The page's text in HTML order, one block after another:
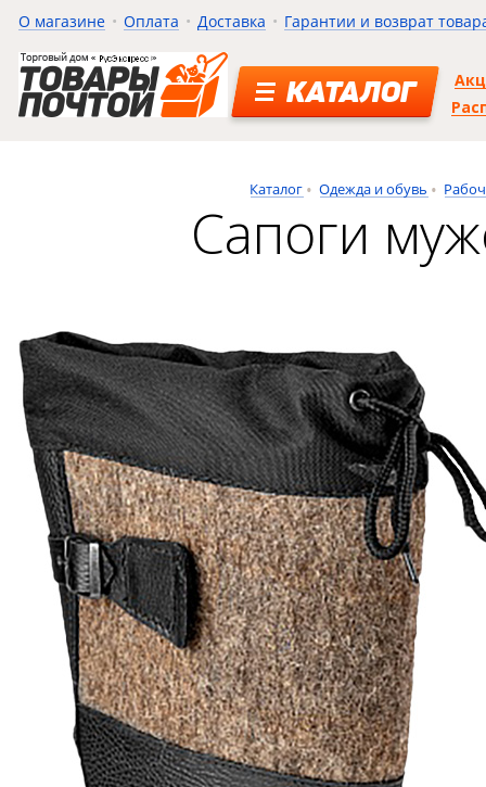
О магазине Оплата Доставка Гарантии и возврат
КАТАЛОГ
Каталог Одежда и обувь
Сапоги